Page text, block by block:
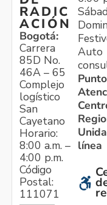
RADIC
ACIÓN
Bogotá:
Carrera
85D No.
46A – 65
Complejo
logístico
San
Cayetano
Horario:
8:00 a.m. –
4:00 p.m.
Código
Postal:
111071
Auto
línea